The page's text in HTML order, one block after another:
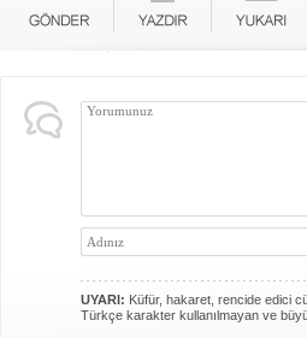
UYARI: Küfür, hakaret, rencide edici
Türkçe karakter kullanılmayan ve